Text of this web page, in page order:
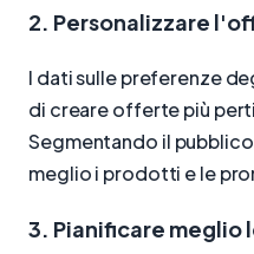
2. Personalizzare
I dati sulle preferenze
di creare offerte più
Segmentando il
meglio i prodotti e le
3. Pianificare meglio